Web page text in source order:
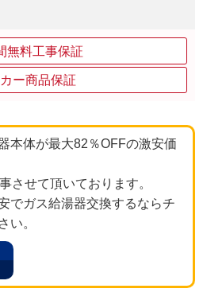
無料工事保証
ー商品保証
本体が最大82％OFFの激安価
させて頂いております。
でガス給湯器交換するならチ
い。